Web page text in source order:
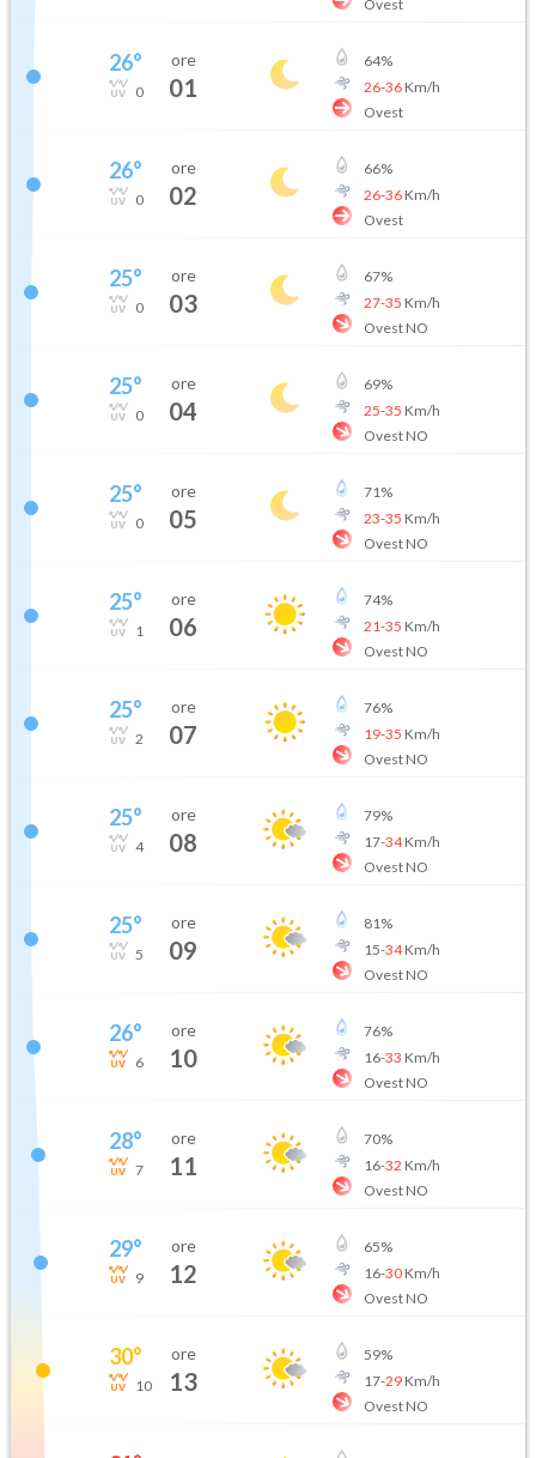
Ovest
26°
0
ore
01
64%
26-36Km/h
Ovest
26°
0
ore
02
66%
26-36Km/h
Ovest
25°
0
ore
03
67%
27-35 Km/h
Ovest NO
25°
0
ore
04
69%
25-35 Km/h
Ovest NO
25°
0
ore
05
71%
23-35 Km/h
Ovest NO
25°
1
ore
06
74%
21-35 Km/h
Ovest NO
25°
2
ore
07
76%
19-35 Km/h
Ovest NO
25°
4
ore
08
79%
17-34Km/h
Ovest NO
25°
5
ore
09
81%
15-34Km/h
Ovest NO
26°
6
ore
10
76%
16-33 Km/h
Ovest NO
28°
7
ore
11
70%
16-32 Km/h
Ovest NO
29°
9
ore
12
65%
16-30Km/h
Ovest NO
30°
10
ore
13
59%
17-29Km/h
Ovest NO